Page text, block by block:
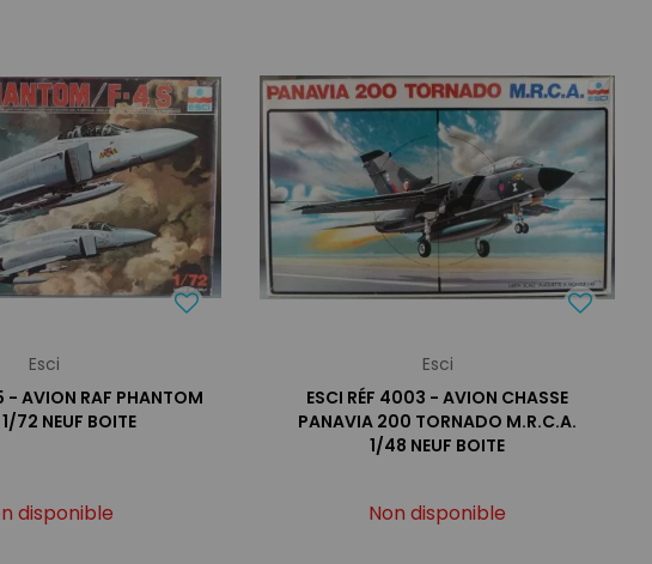
Esci
- AVION RAF PHANTOM
72 NEUF BOITE
disponible
Esci
ESCI RÉF 4003 - AVION CHASSE
PANAVIA 200 TORNADO M.R.C.A.
1/48 NEUF BOITE
Non disponible